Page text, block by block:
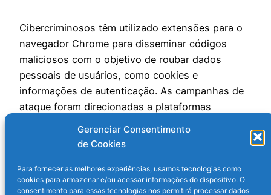
Gerenciar Consentimento
de Cookies
Para fornecer as melhores experiências, usamos tecnologias como
cookies para armazenar e/ou acessar informações do dispositivo. O
consentimento para essas tecnologias nos permitirá processar dados
Cibercriminosos têm utilizado extensões para o
navegador Chrome para disseminar códigos
maliciosos com o objetivo de roubar dados
pessoais de usuários, como cookies e
informações de autenticação. As campanhas de
ataque foram direcionadas a plataformas
serviços relacionados a inteligência artificial.
28 de dezembro de 2024